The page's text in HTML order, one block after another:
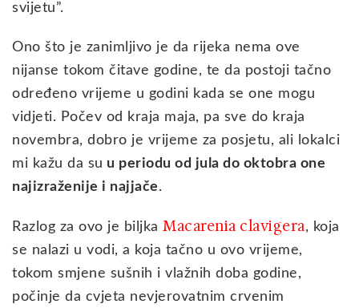
svijetu”.
Ono što je zanimljivo je da rijeka nema ove
nijanse tokom čitave godine, te da postoji tačno
određeno vrijeme u godini kada se one mogu
vidjeti. Počev od kraja maja, pa sve do kraja
novembra, dobro je vrijeme za posjetu, ali lokalci
mi kažu da su u periodu od jula do oktobra one
najizraženije i najjače.
Razlog za ovo je biljka Macarenia clavigera, koja
se nalazi u vodi, a koja tačno u ovo vrijeme,
tokom smjene sušnih i vlažnih doba godine,
počinje da cvjeta nevjerovatnim crvenim